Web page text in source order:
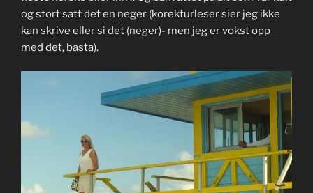
og stort satt det en neger (korekturleser sier jeg ikke
kan skrive eller si det (neger)- men jeg er vokst opp
med det, basta).